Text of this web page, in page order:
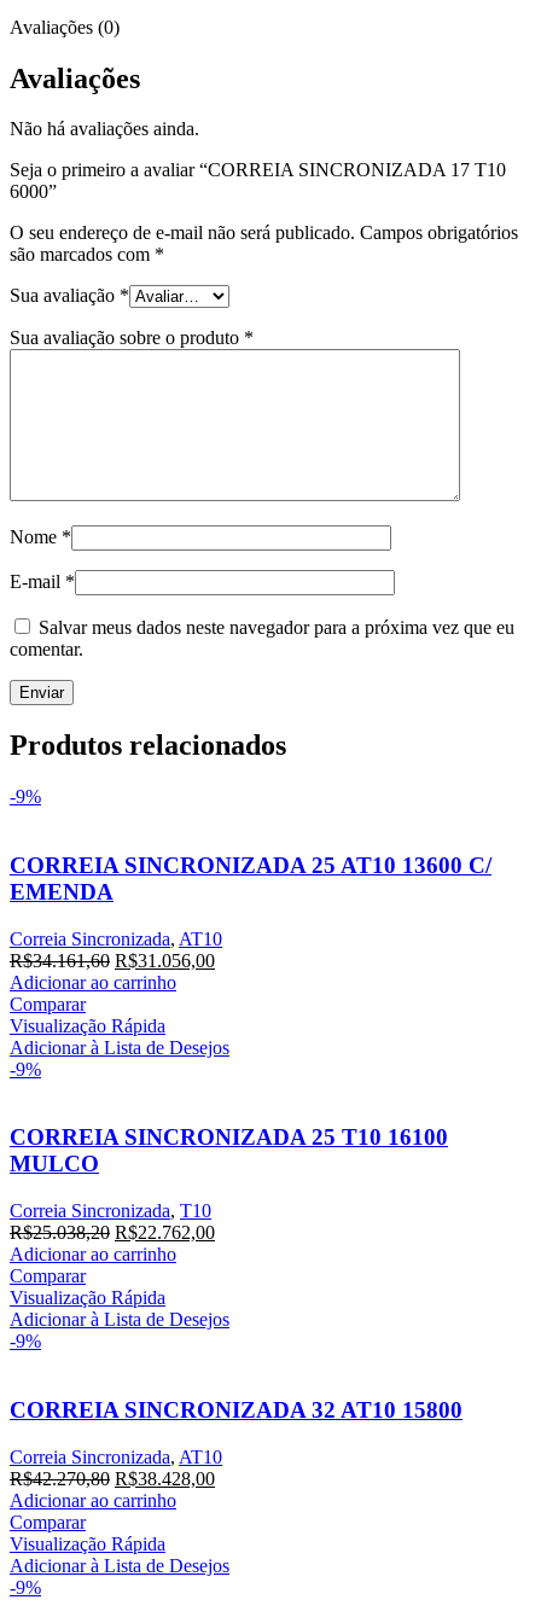
Avaliações (0)
Avaliações
Não há avaliações ainda.
Seja o primeiro a avaliar “CORREIA SINCRONIZADA 17 T10
6000”
O seu endereço de e-mail não será publicado. Campos obrigatórios
são marcados com *
Sua avaliação *
Sua avaliação sobre o produto *
Nome *
E-mail *
Salvar meus dados neste navegador para a próxima vez que eu
comentar.
Produtos relacionados
-9%
CORREIA SINCRONIZADA 25 AT10 13600 C/
EMENDA
Correia Sincronizada, AT10
R$34.161,60 O
preço
era:
R$34.161,60.
R$31.056,00O
R$31.056,00.
Adicionar ao carrinho
Comparar
Visualização Rápida
Adicionar à Lista de Desejos
-9%
CORREIA SINCRONIZADA 25 T10 16100
MULCO
Correia Sincronizada, T10
R$25.038,20 O
preço
era:
R$25.038,20.
R$22.762,00O
R$22.762,00.
Adicionar ao carrinho
Comparar
Visualização Rápida
Adicionar à Lista de Desejos
-9%
CORREIA SINCRONIZADA 32 AT10 15800
Correia Sincronizada, AT10
R$42.270,80 O
preço
era:
R$42.270,80.
R$38.428,00O
R$38.428,00.
Adicionar ao carrinho
Comparar
Visualização Rápida
Adicionar à Lista de Desejos
-9%